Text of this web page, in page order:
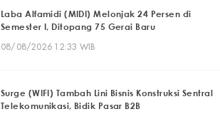
Laba Alfamidi (MIDI) Melonjak 24 Persen di
Semester I, Ditopang 75 Gerai Baru
08/08/2026 12:33 WIB
Surge (WIFI) Tambah Lini Bisnis Konstruksi Sentral
Telekomunikasi, Bidik Pasar B2B